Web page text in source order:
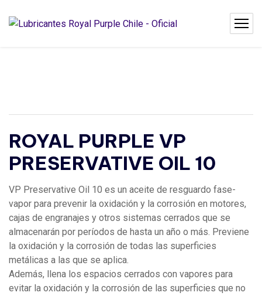
ROYAL PURPLE VP
PRESERVATIVE OIL 10
VP Preservative Oil 10 es un aceite de resguardo fase-
vapor para prevenir la oxidación y la corrosión en motores,
cajas de engranajes y otros sistemas cerrados que se
almacenarán por períodos de hasta un año o más. Previene
la oxidación y la corrosión de todas las superficies
metálicas a las que se aplica.
Además, llena los espacios cerrados con vapores para
evitar la oxidación y la corrosión de las superficies que no